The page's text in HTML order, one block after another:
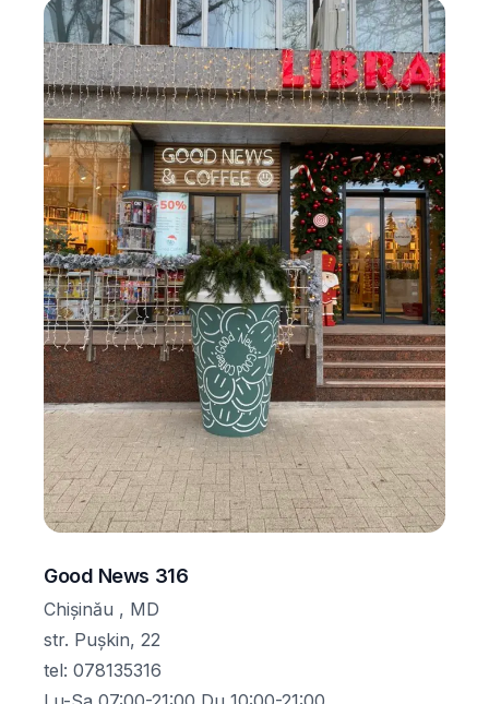
Good News 316
Chișinău , MD
str. Pușkin, 22
tel: 078135316